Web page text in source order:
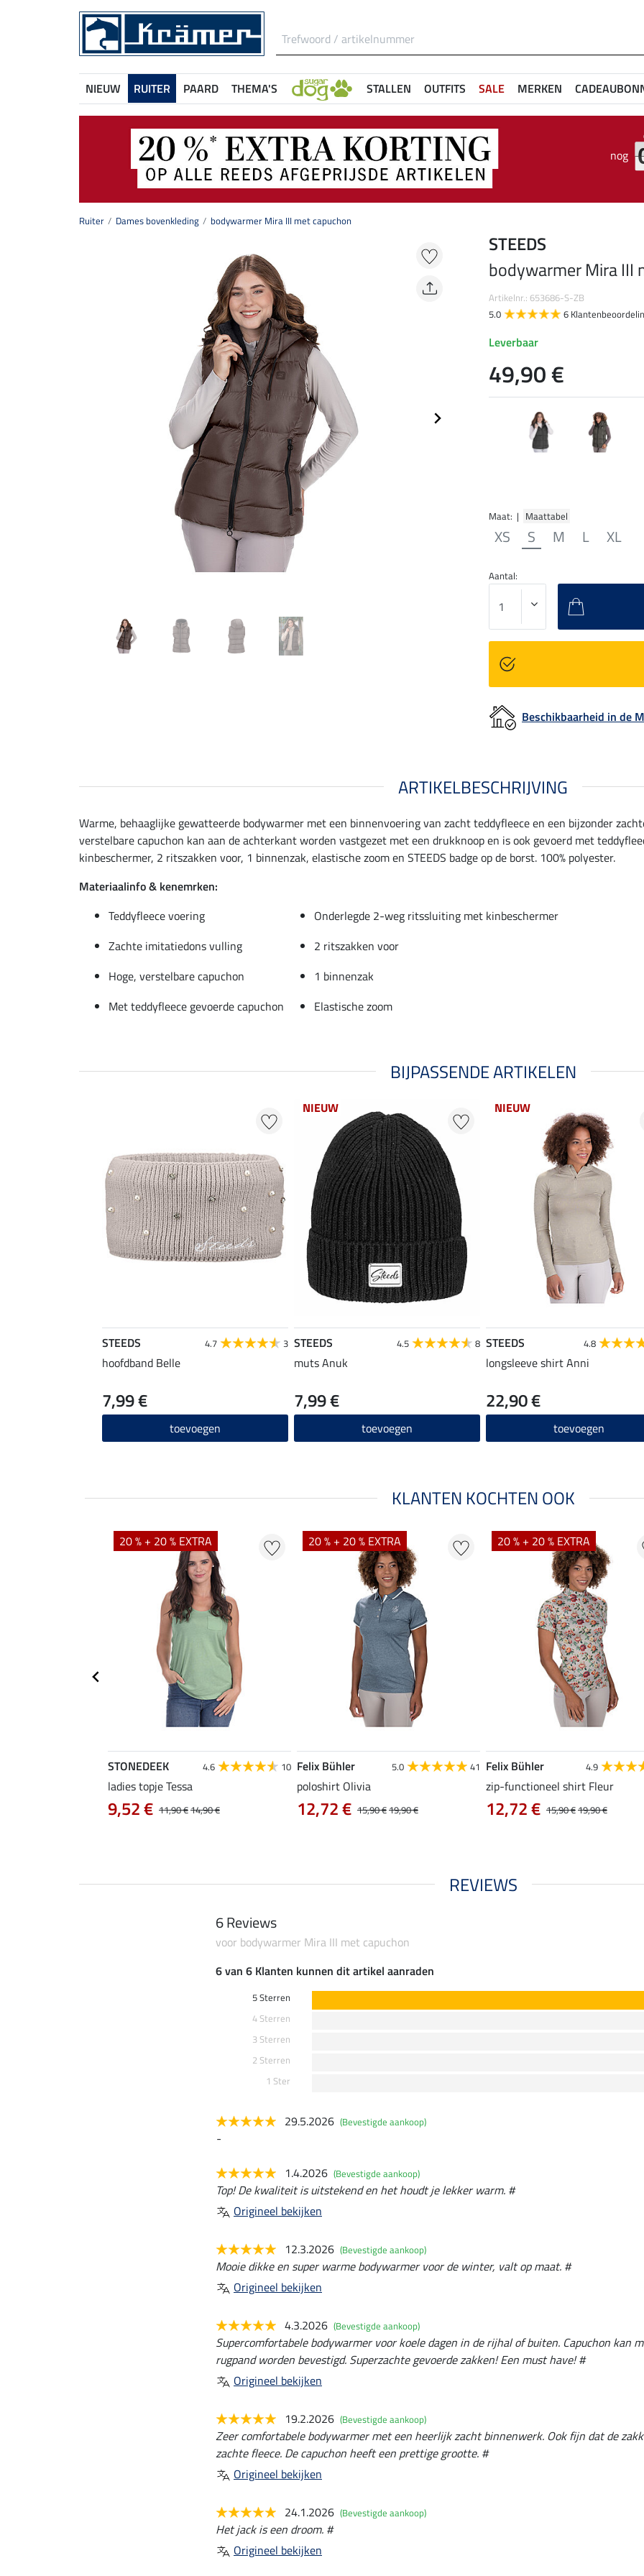
NIEUW RUITER PAARD THEMA'S STALLEN OUTFITS SALE MERKEN
nog
Ruiter Dames bovenkleding bodywarmer Mira III met capuchon
Maat: | Maattabel
XS S M L XL
STEEDS
bodywarmer Mira III
Artikelnr.: 653686-S-ZB
5.0
6
Leverbaar
49,90 €
Aantal:
Beschikbaarheid in de
ARTIKELBESCHRIJVING
Warme, behaaglijke gewatteerde bodywarmer met een binnenvoering van zacht teddyfleece en een bijzonder
verstelbare capuchon kan aan de achterkant worden vastgezet met een drukknoop en is ook gevoerd met
kinbeschermer, 2 ritszakken voor, 1 binnenzak, elastische zoom en STEEDS badge op de borst. 100% polyester.
Materiaalinfo & kenemrken:
Teddyfleece voering
Onderlegde 2-weg ritssluiting met kinbeschermer
Zachte imitatiedons vulling
2 ritszakken voor
Hoge, verstelbare capuchon
1 binnenzak
Met teddyfleece gevoerde capuchon
Elastische zoom
BIJPASSENDE ARTIKELEN
STEEDS 4.7 3
hoofdband Belle
7,99 €
toevoegen
NIEUW
STEEDS 4.5 8
muts Anuk
7,99 €
toevoegen
NIEUW
STEEDS 4.8
longsleeve shirt Anni
22,90 €
toevoegen
KLANTEN KOCHTEN OOK
20 % + 20 % EXTRA
STONEDEEK 4.6 10
ladies topje Tessa
11,90 €14,90 €
9,52 €
20 % + 20 % EXTRA
Felix Bühler 5.0 41
poloshirt Olivia
15,90 €19,90 €
12,72 €
20 % + 20 % EXTRA
Felix Bühler 4.9
zip-functioneel shirt Fleur
15,90 €19,90 €
12,72 €
REVIEWS
6 Reviews
voor bodywarmer Mira III met capuchon
6 van 6 Klanten kunnen dit artikel aanraden
5 Sterren
4 Sterren
3 Sterren
2 Sterren
1 Ster
29.5.2026 (Bevestigde aankoop)
-
1.4.2026 (Bevestigde aankoop)
Top! De kwaliteit is uitstekend en het houdt je lekker warm. #
Origineel bekijken
12.3.2026 (Bevestigde aankoop)
Mooie dikke en super warme bodywarmer voor de winter, valt op maat. #
Origineel bekijken
4.3.2026 (Bevestigde aankoop)
Supercomfortabele bodywarmer voor koele dagen in de rijhal of buiten. Capuchon kan
rugpand worden bevestigd. Superzachte gevoerde zakken! Een must have! #
Origineel bekijken
19.2.2026 (Bevestigde aankoop)
Zeer comfortabele bodywarmer met een heerlijk zacht binnenwerk. Ook fijn dat de
zachte fleece. De capuchon heeft een prettige grootte. #
Origineel bekijken
24.1.2026 (Bevestigde aankoop)
Het jack is een droom. #
Origineel bekijken